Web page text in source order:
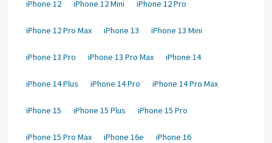
iPhone 12 iPhone 12 Mini iPhone 12 Pro
iPhone 12 Pro Max iPhone 13 iPhone 13 Mini
iPhone 13 Pro iPhone 13 Pro Max iPhone 14
iPhone 14 Plus iPhone 14 Pro iPhone 14 Pro Max
iPhone 15 iPhone 15 Plus iPhone 15 Pro
iPhone 15 Pro Max iPhone 16e iPhone 16